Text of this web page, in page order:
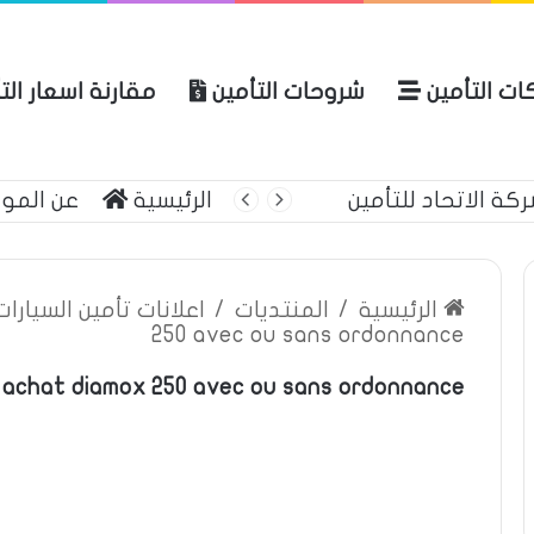
التأمين شروحات التأمين مقارنة اسعار
الاتحاد للتأمين الرئيسية عن
الرئيسية / المنتديات / اعلانات تأمين
250 avec ou sans ordonnance
diamox 250 avec ou sans ordonnance